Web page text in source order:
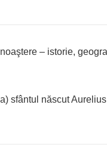
– istorie,
sfântul născut Aurelius